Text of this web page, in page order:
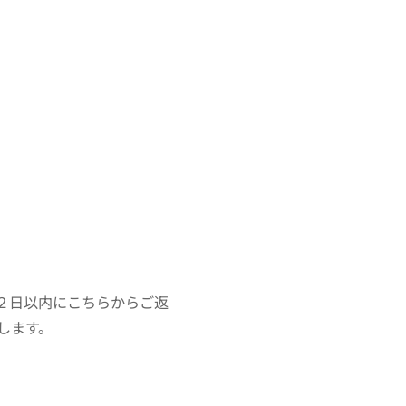
日以内にこちらからご返
す。